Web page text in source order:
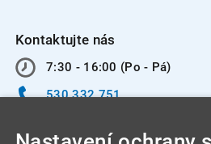
Kontaktujte nás
7:30 - 16:00 (Po - Pá)
530 332 751